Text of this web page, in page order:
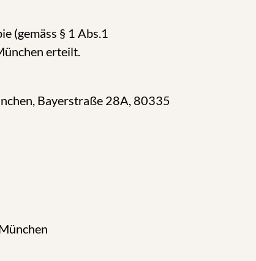
(gemäss § 1 Abs.1
erteilt.
Bayerstraße 28A, 80335